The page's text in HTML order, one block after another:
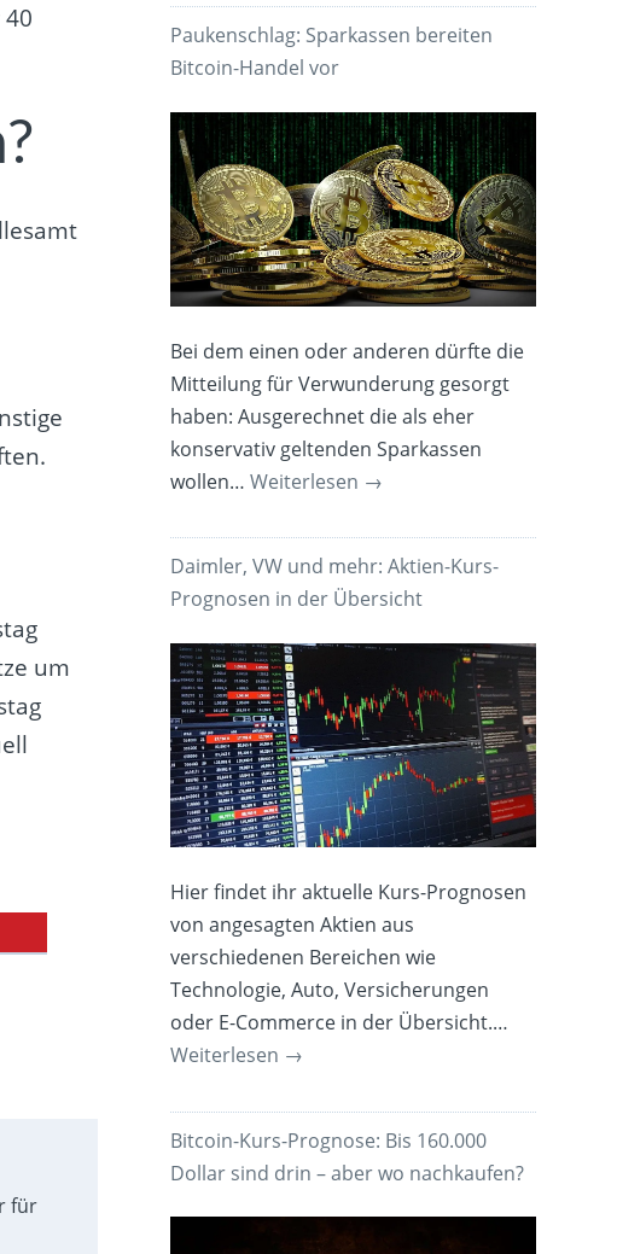
um
für
Paukenschlag: Sparkassen bereiten
Bitcoin-Handel vor
Bei dem einen oder anderen dürfte die
Mitteilung für Verwunderung gesorgt
haben: Ausgerechnet die als eher
konservativ geltenden Sparkassen
wollen…Weiterlesen →
Daimler, VW und mehr: Aktien-Kurs-
Prognosen in der Übersicht
Hier findet ihr aktuelle Kurs-Prognosen
von angesagten Aktien aus
verschiedenen Bereichen wie
Technologie, Auto, Versicherungen
oder E-Commerce in der Übersicht.…
Weiterlesen →
Bitcoin-Kurs-Prognose: Bis 160.000
Dollar sind drin – aber wo nachkaufen?